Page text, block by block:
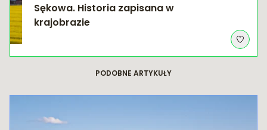
Sękowa. Historia zapisana w
krajobrazie
PODOBNE ARTYKUŁY